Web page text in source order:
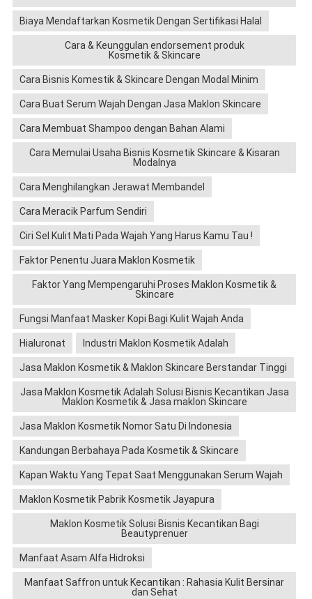
Biaya Mendaftarkan Kosmetik Dengan Sertifikasi Halal
Cara & Keunggulan endorsement produk
Kosmetik & Skincare
Cara Bisnis Komestik & Skincare Dengan Modal Minim
Cara Buat Serum Wajah Dengan Jasa Maklon Skincare
Cara Membuat Shampoo dengan Bahan Alami
Cara Memulai Usaha Bisnis Kosmetik Skincare & Kisaran
Modalnya
Cara Menghilangkan Jerawat Membandel
Cara Meracik Parfum Sendiri
Ciri Sel Kulit Mati Pada Wajah Yang Harus Kamu Tau !
Faktor Penentu Juara Maklon Kosmetik
Faktor Yang Mempengaruhi Proses Maklon Kosmetik &
Skincare
Fungsi Manfaat Masker Kopi Bagi Kulit Wajah Anda
Hialuronat Industri Maklon Kosmetik Adalah
Jasa Maklon Kosmetik & Maklon Skincare Berstandar Tinggi
Jasa Maklon Kosmetik Adalah Solusi Bisnis Kecantikan Jasa
Maklon Kosmetik & Jasa maklon Skincare
Jasa Maklon Kosmetik Nomor Satu Di Indonesia
Kandungan Berbahaya Pada Kosmetik & Skincare
Kapan Waktu Yang Tepat Saat Menggunakan Serum Wajah
Maklon Kosmetik Pabrik Kosmetik Jayapura
Maklon Kosmetik Solusi Bisnis Kecantikan Bagi
Beautyprenuer
Manfaat Asam Alfa Hidroksi
Manfaat Saffron untuk Kecantikan : Rahasia Kulit Bersinar
dan Sehat